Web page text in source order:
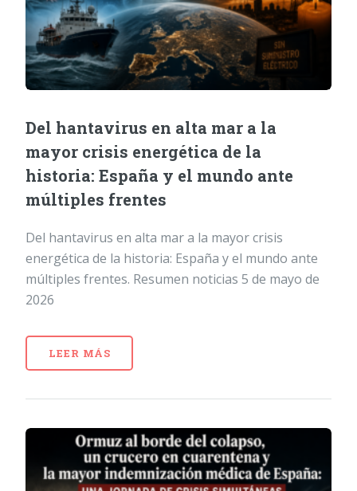
Del hantavirus en alta mar a la
mayor crisis energética de la
historia: España y el mundo ante
múltiples frentes
Del hantavirus en alta mar a la mayor crisis
energética de la historia: España y el mundo ante
múltiples frentes. Resumen noticias 5 de mayo de
2026
LEER MÁS